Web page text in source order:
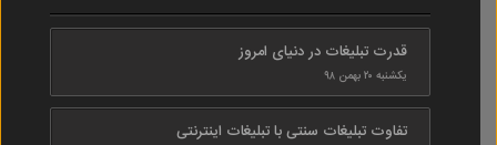
قدرت تبلیغات در دنیای امروز
یکشنبه ۲۰ بهمن ۹۸
تفاوت تبلیغات سنتی با تبلیغات اینترنتی